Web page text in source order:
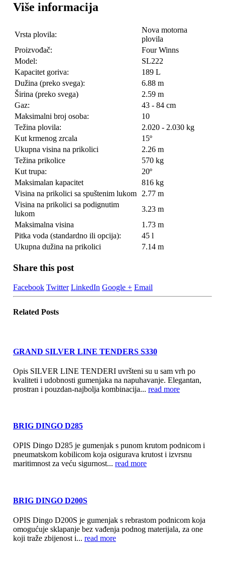
Više informacija
Vrsta plovila:
Nova motorna
plovila
Proizvođač:
Four Winns
Model:
SL222
Kapacitet goriva:
189 L
Dužina (preko svega):
6.88 m
Širina (preko svega)
2.59 m
Gaz:
43 - 84 cm
Maksimalni broj osoba:
10
Težina plovila:
2.020 - 2.030 kg
Kut krmenog zrcala
15º
Ukupna visina na prikolici
2.26 m
Težina prikolice
570 kg
Kut trupa:
20º
Maksimalan kapacitet
816 kg
Visina na prikolici sa spuštenim lukom
2.77 m
Visina na prikolici sa podignutim
lukom
3.23 m
Maksimalna visina
1.73 m
Pitka voda (standardno ili opcija):
45 l
Ukupna dužina na prikolici
7.14 m
Share this post
Facebook Twitter LinkedIn Google + Email
Related Posts
GRAND SILVER LINE TENDERS S330
Opis SILVER LINE TENDERI uvršteni su u sam vrh po
kvaliteti i udobnosti gumenjaka na napuhavanje. Elegantan,
prostran i pouzdan-najbolja kombinacija... read more
BRIG DINGO D285
OPIS Dingo D285 je gumenjak s punom krutom podnicom i
pneumatskom kobilicom koja osigurava krutost i izvrsnu
maritimnost za veću sigurnost... read more
BRIG DINGO D200S
OPIS Dingo D200S je gumenjak s rebrastom podnicom koja
omogućuje sklapanje bez vađenja podnog materijala, za one
koji traže zbijenost i... read more